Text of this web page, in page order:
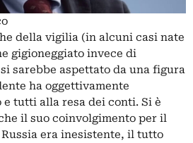
della vigilia (in alcuni casi nate
gigioneggiato invece di
sarebbe aspettato da una figura
ha oggettivamente
tutti alla resa dei conti. Si è
il suo coinvolgimento per il
era inesistente, il tutto